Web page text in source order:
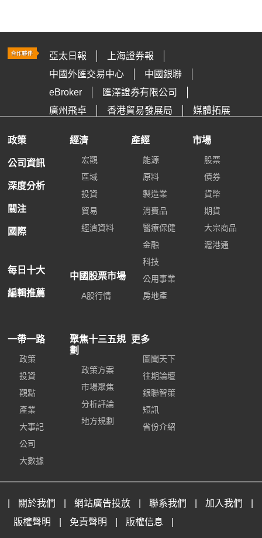
亞太日報
上海證券報
中國外匯交易中心
中國銀聯
eBroker
匯澤證券有限公司
廣州飛卓
香港貿易發展局 媒體拓展
政策
公司資訊
深度分析
關注
國際
每日十大
編輯推薦
經濟
宏觀
區域
投資
貿易
經濟資料
中國股票市場
A股行情
產經
能源
原料
製造業
消費品
醫療保健
金融
科技
公用事業
房地產
市場
股票
債券
貨幣
期貨
大宗商品
滬港通
一帶一路
政策
投資
觀點
產業
大事記
公司
大數據
聚焦十三五規
劃
政策方案
市場聚焦
分析評論
地方規劃
更多
圖聞天下
往期論壇
銀聯智策
短訊
省份介紹
關於我們 網站廣告投放 聯系我們 加入我們
版權聲明
免責聲明 版權信息